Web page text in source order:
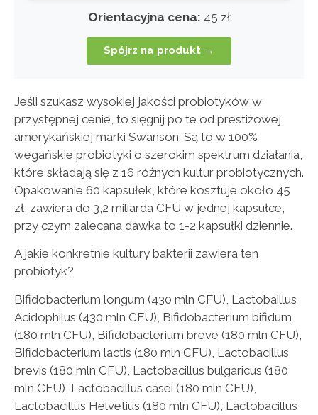
Orientacyjna cena: 45 zł
Spójrz na produkt →
Jeśli szukasz wysokiej jakości probiotyków w
przystępnej cenie, to sięgnij po te od prestiżowej
amerykańskiej marki Swanson. Są to w 100%
wegańskie probiotyki o szerokim spektrum działania,
które składają się z 16 różnych kultur probiotycznych.
Opakowanie 60 kapsułek, które kosztuje około 45
zł, zawiera do 3,2 miliarda CFU w jednej kapsułce,
przy czym zalecana dawka to 1-2 kapsułki dziennie.
A jakie konkretnie kultury bakterii zawiera ten
probiotyk?
Bifidobacterium longum (430 mln CFU), Lactobaillus
Acidophilus (430 mln CFU), Bifidobacterium bifidum
(180 mln CFU), Bifidobacterium breve (180 mln CFU),
Bifidobacterium lactis (180 mln CFU), Lactobacillus
brevis (180 mln CFU), Lactobacillus bulgaricus (180
mln CFU), Lactobacillus casei (180 mln CFU),
Lactobacillus Helvetius (180 mln CFU), Lactobacillus